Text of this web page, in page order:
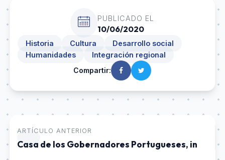
PUBLICADO EL
10/06/2020
Historia Cultura
Desarrollo social
Humanidades
Integración regional
Compartir:
ARTÍCULO ANTERIOR
Casa de los Gobernadores Portugueses, in